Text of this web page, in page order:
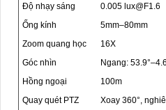
Độ nhạy sáng
0.005 lux@F1.6
Ống kính
5mm–80mm
Zoom quang học
16X
Góc nhìn
Ngang:
Hồng ngoại
100m
Quay quét PTZ
Xoay 360°,